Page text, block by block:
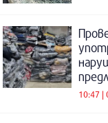
10:47 |